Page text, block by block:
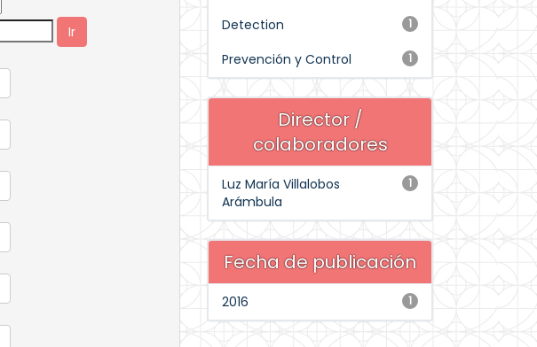
1
Detection
1
Prevención y Control
Director /
colaboradores
1
Luz María Villalobos
Arámbula
Fecha de publicación
1
2016